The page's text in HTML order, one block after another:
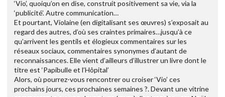
‘Vio’, quoiqu’on en dise, construit positivement sa vie, via la
‘publicité’. Autre communication…
Et pourtant, Violaine (en digitalisant ses œuvres) s’exposait au
regard des autres, d’où ses craintes primaires…jusqu’à ce
qu’arrivent les gentils et élogieux commentaires sur les
réseaux sociaux, commentaires synonymes d’autant de
reconnaissances. Elle vient d’ailleurs d’illustrer un livre dont le
titre est ‘Papibulle et l’Hôpital’
Alors, où pourrez-vous rencontrer ou croiser ‘Vio’ ces
prochains jours, ces prochaines semaines ?. Devant une vitrine